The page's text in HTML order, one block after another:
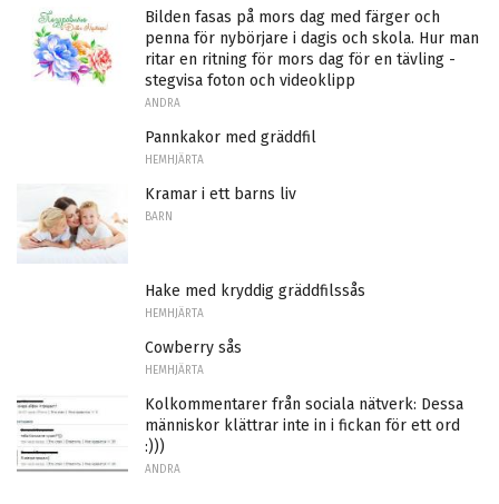
Bilden fasas på mors dag med färger och
penna för nybörjare i dagis och skola. Hur man
ritar en ritning för mors dag för en tävling -
stegvisa foton och videoklipp
ANDRA
Pannkakor med gräddfil
HEMHJÄRTA
Kramar i ett barns liv
BARN
Hake med kryddig gräddfilssås
HEMHJÄRTA
Cowberry sås
HEMHJÄRTA
Kolkommentarer från sociala nätverk: Dessa
människor klättrar inte in i fickan för ett ord
:)))
ANDRA